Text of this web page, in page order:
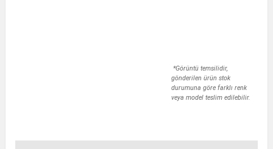
*Görüntü temsilidir,
gönderilen ürün stok
durumuna göre farklı renk
veya model teslim edilebilir.